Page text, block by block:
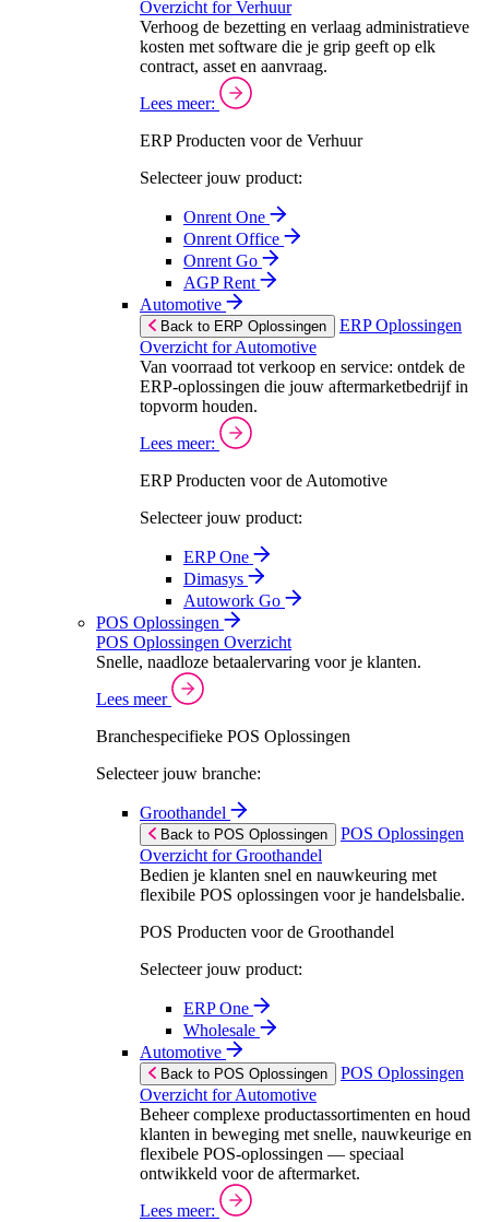
Overzicht for Verhuur
Verhoog de bezetting en verlaag administratieve
kosten met software die je grip geeft op elk
contract, asset en aanvraag.
Lees meer:
ERP Producten voor de Verhuur
Selecteer jouw product:
Onrent One
Onrent Office
Onrent Go
AGP Rent
Automotive
Back to ERP Oplossingen
ERP Oplossingen
Overzicht for Automotive
Van voorraad tot verkoop en service: ontdek de
ERP-oplossingen die jouw aftermarketbedrijf in
topvorm houden.
Lees meer:
ERP Producten voor de Automotive
Selecteer jouw product:
ERP One
Dimasys
Autowork Go
POS Oplossingen
POS Oplossingen Overzicht
Snelle, naadloze betaalervaring voor je klanten.
Lees meer
Branchespecifieke POS Oplossingen
Selecteer jouw branche:
Groothandel
Back to POS Oplossingen
POS Oplossingen
Overzicht for Groothandel
Bedien je klanten snel en nauwkeuring met
flexibile POS oplossingen voor je handelsbalie.
POS Producten voor de Groothandel
Selecteer jouw product:
ERP One
Wholesale
Automotive
Back to POS Oplossingen
POS Oplossingen
Overzicht for Automotive
Beheer complexe productassortimenten en houd
klanten in beweging met snelle, nauwkeurige en
flexibele POS-oplossingen — speciaal
ontwikkeld voor de aftermarket.
Lees meer: